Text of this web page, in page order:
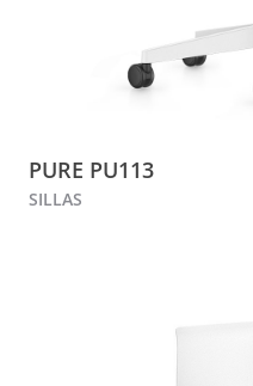
PURE PU113
SILLAS